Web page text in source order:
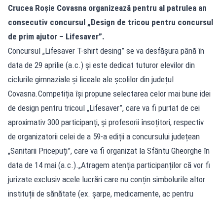
Crucea Roșie Covasna organizează pentru al patrulea an
consecutiv concursul „Design de tricou pentru concursul
de prim ajutor – Lifesaver”.
Concursul „Lifesaver T-shirt desing” se va desfășura până în
data de 29 aprilie (a.c.) și este dedicat tuturor elevilor din
ciclurile gimnaziale și liceale ale școlilor din județul
Covasna.Competiția își propune selectarea celor mai bune idei
de design pentru tricoul „Lifesaver”, care va fi purtat de cei
aproximativ 300 participanți, și profesorii însoțitori, respectiv
de organizatorii celei de a 59-a ediții a concursului județean
„Sanitarii Pricepuți”, care va fi organizat la Sfântu Gheorghe în
data de 14 mai (a.c.).„Atragem atenția participanților că vor fi
jurizate exclusiv acele lucrări care nu conțin simbolurile altor
instituții de sănătate (ex. șarpe, medicamente, ac pentru